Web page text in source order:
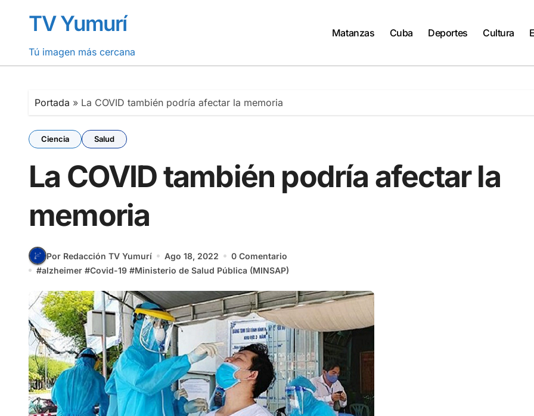
contenidoTV Yumurí
Tú imagen más cercana
Matanzas Cuba Deportes Cultura
Portada » La COVID también podría afectar la memoria
Ciencia Salud
La COVID también podría afectar la
memoria
Por Redacción TV Yumurí Ago 18, 2022
0 Comentario
#alzheimer #Covid-19 #Ministerio de Salud Pública (MINSAP)